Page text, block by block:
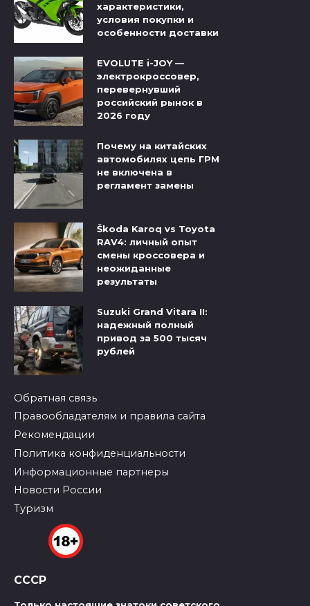
характеристики,
условия покупки и
особенности доставки
EVOLUTE i-JOY —
электрокроссовер,
перевернувший
российский рынок в
2026 году
Почему на китайских
автомобилях цепь ГРМ
не включена в
регламент замены
Škoda Karoq vs Toyota
RAV4: личный опыт
смены кроссовера и
неожиданные
результаты
Suzuki Grand Vitara II:
надежный полный
привод за 500 тысяч
рублей
Обратная связь
Правообладателям и правила сайта
Рекомендации
Политика конфиденциальности
Информационные партнеры
Новости России
Туризм
СССР